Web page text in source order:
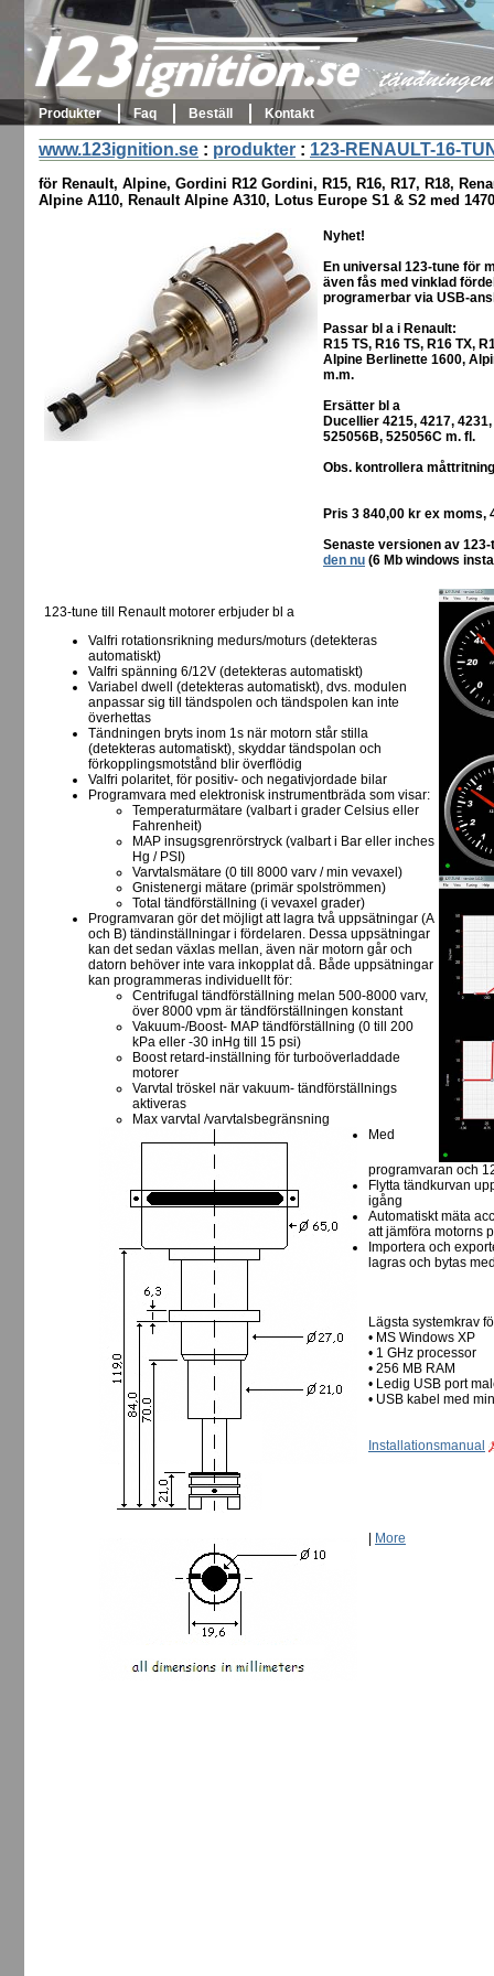
123ignition.se
Produkter Faq Beställ Kontakt
www.123ignition.se : produkter : 123-RENAULT-16-
för Renault, Alpine, Gordini R12 Gordini, R15, R16, R17, R18,
Alpine A110, Renault Alpine A310, Lotus Europe S1 & S2 med
Nyhet!
En universal 123-tune för
även fås med vinklad
programerbar via USB-
Passar bl a i Renault:
R15 TS, R16 TS, R16 TX,
Alpine Berlinette 1600,
m.m.
Ersätter bl a
Ducellier 4215, 4217,
525056B, 525056C m. fl.
Obs. kontrollera
Pris 3 840,00 kr ex moms,
Senaste versionen av
den nu (6 Mb windows
123-tune till Renault motorer erbjuder bl a
Valfri rotationsrikning medurs/moturs (detekteras
automatiskt)
Valfri spänning 6/12V (detekteras automatiskt)
Variabel dwell (detekteras automatiskt), dvs. modulen
anpassar sig till tändspolen och tändspolen kan inte
överhettas
Tändningen bryts inom 1s när motorn står stilla
(detekteras automatiskt), skyddar tändspolan och
förkopplingsmotstånd blir överflödig
Valfri polaritet, för positiv- och negativjordade bilar
Programvara med elektronisk instrumentbräda som visar:
Temperaturmätare (valbart i grader Celsius eller
Fahrenheit)
MAP insugsgrenrörstryck (valbart i Bar eller inches
Hg / PSI)
Varvtalsmätare (0 till 8000 varv / min vevaxel)
Gnistenergi mätare (primär spolströmmen)
Total tändförställning (i vevaxel grader)
Programvaran gör det möjligt att lagra två uppsätningar (A
och B) tändinställningar i fördelaren. Dessa uppsätningar
kan det sedan växlas mellan, även när motorn går och
datorn behöver inte vara inkopplat då. Både uppsätningar
kan programmeras individuellt för:
Centrifugal tändförställning melan 500-8000 varv,
över 8000 vpm är tändförställningen konstant
Vakuum-/Boost- MAP tändförställning (0 till 200
kPa eller -30 inHg till 15 psi)
Boost retard-inställning för turboöverladdade
motorer
Varvtal tröskel när vakuum- tändförställnings
aktiveras
Max varvtal /varvtalsbegränsning
Med
programvaran och
Flytta tändkurvan
igång
Automatiskt mäta
att jämföra motorns
Importera och
lagras och bytas
Lägsta systemkrav
• MS Windows XP
• 1 GHz processor
• 256 MB RAM
• Ledig USB port
• USB kabel med
Installationsmanual
More